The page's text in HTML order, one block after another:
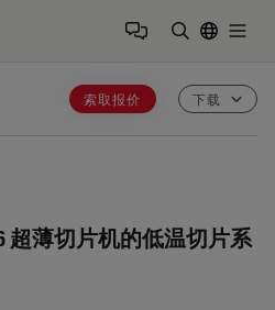
索取报价 下载
超薄切片机的低温切片系